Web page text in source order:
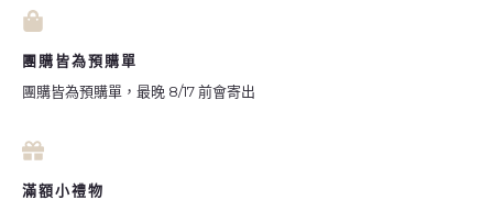
團購皆為預購單
團購皆為預購單，最晚 8/17 前會寄出
滿額小禮物